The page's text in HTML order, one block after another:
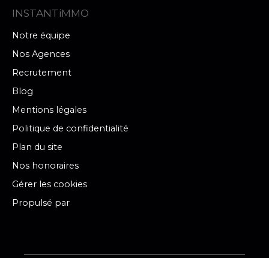
INSTANTiMMO
Notre équipe
Nos Agences
Recrutement
Blog
Mentions légales
Politique de confidentialité
Plan du site
Nos honoraires
Gérer les cookies
Propulsé par